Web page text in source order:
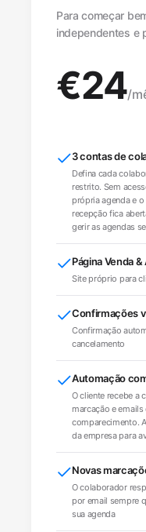
Para começar
independentes e
€24/
3 contas de
Defina cada
restrito. Sem
própria agenda e
recepção fica
gerir as agendas
Página Venda
Site próprio para
Confirmações
Confirmação
cancelamento
Automação
O cliente recebe a
marcação e
comparecimento.
da empresa para
Novas
O colaborador
por email sempre
sua agenda